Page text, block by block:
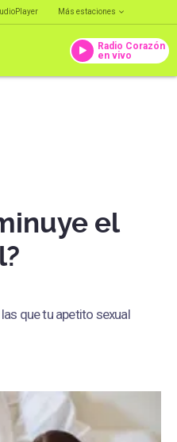
Más estaciones
Radio Corazón
en vivo
el
que tu apetito sexual